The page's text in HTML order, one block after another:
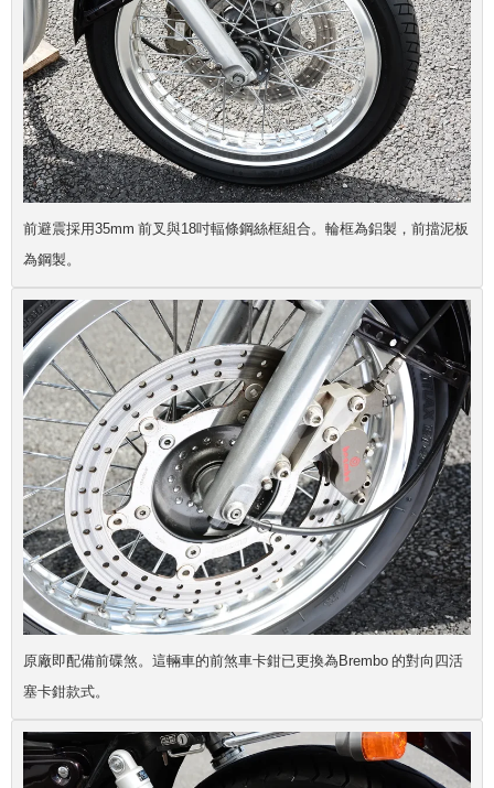
前避震採用35mm 前叉與18吋輻條鋼絲框組合。輪框為鋁製，前擋泥板
為鋼製。
原廠即配備前碟煞。這輛車的前煞車卡鉗已更換為Brembo 的對向四活
塞卡鉗款式。